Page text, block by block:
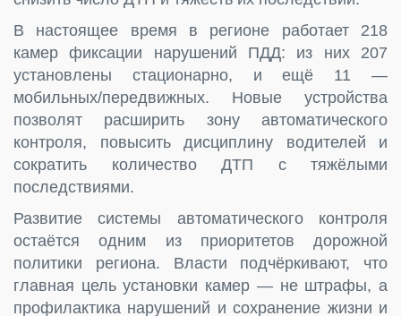
В настоящее время в регионе работает 218
камер фиксации нарушений ПДД: из них 207
установлены стационарно, и ещё 11 —
мобильных/передвижных. Новые устройства
позволят расширить зону автоматического
контроля, повысить дисциплину водителей и
сократить количество ДТП с тяжёлыми
последствиями.
Развитие системы автоматического контроля
остаётся одним из приоритетов дорожной
политики региона. Власти подчёркивают, что
главная цель установки камер — не штрафы, а
профилактика нарушений и сохранение жизни и